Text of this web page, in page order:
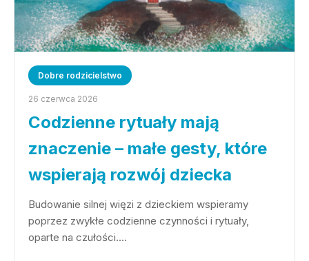
Dobre rodzicielstwo
26 czerwca 2026
Codzienne rytuały mają
znaczenie – małe gesty, które
wspierają rozwój dziecka
Budowanie silnej więzi z dzieckiem wspieramy
poprzez zwykłe codzienne czynności i rytuały,
oparte na czułości.…